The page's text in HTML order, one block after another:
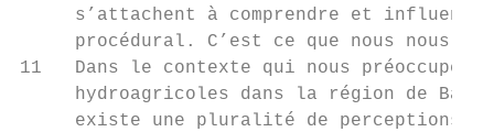
s’attachent à comprendre et
procédural. C’est ce que nous nous
11   Dans le contexte qui nous
hydroagricoles dans la région de
existe une pluralité de perceptions,